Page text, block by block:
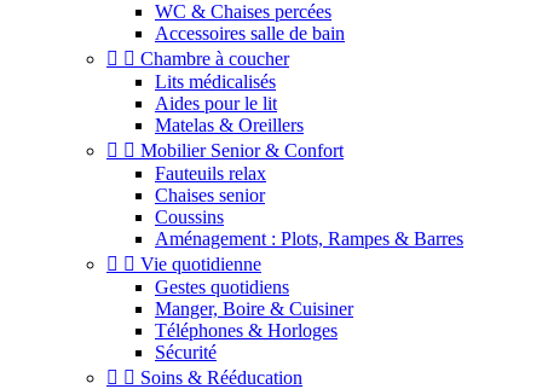
WC & Chaises percées
Accessoires salle de bain
  Chambre à coucher
Lits médicalisés
Aides pour le lit
Matelas & Oreillers
  Mobilier Senior & Confort
Fauteuils relax
Chaises senior
Coussins
Aménagement : Plots, Rampes & Barres
  Vie quotidienne
Gestes quotidiens
Manger, Boire & Cuisiner
Téléphones & Horloges
Sécurité
  Soins & Rééducation